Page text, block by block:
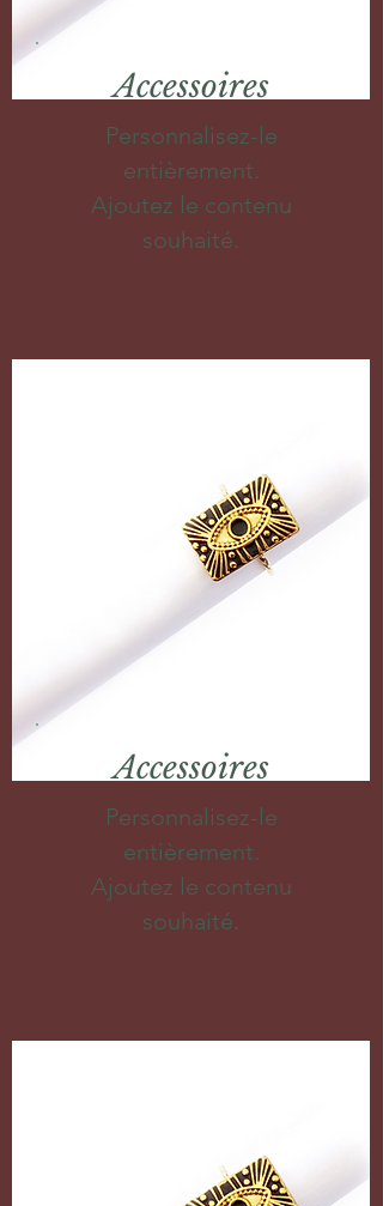
Accessoires
Personnalisez-le
entièrement.
Ajoutez le contenu
souhaité.
Accessoires
Personnalisez-le
entièrement.
Ajoutez le contenu
souhaité.